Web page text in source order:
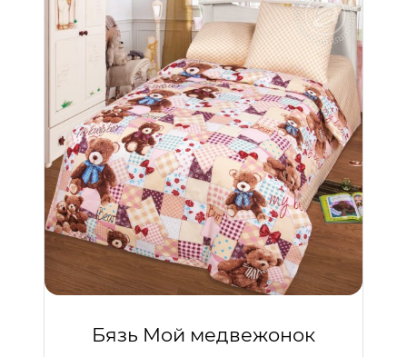
Бязь Мой медвежонок